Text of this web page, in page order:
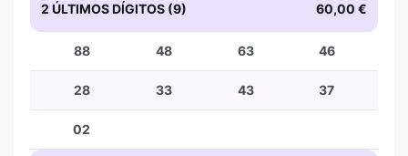
2 ÚLTIMOS DÍGITOS (9) 60,00 €
88 48 63 46
28 33 43 37
02